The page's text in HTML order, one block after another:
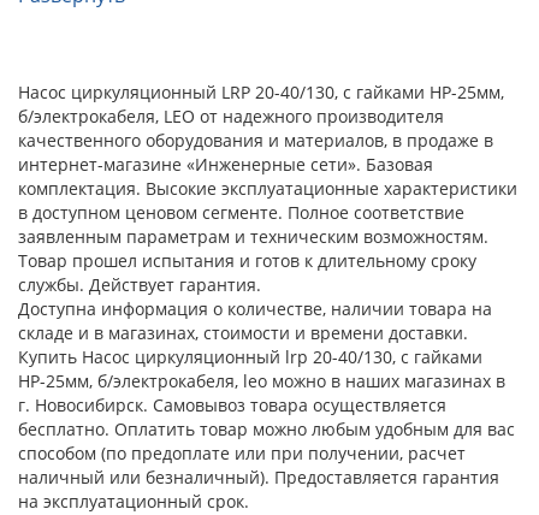
Насос циркуляционный LRP 20-40/130, с гайками НР-25мм,
б/электрокабеля, LEO от надежного производителя
качественного оборудования и материалов, в продаже в
интернет-магазине «Инженерные сети». Базовая
комплектация. Высокие эксплуатационные характеристики
в доступном ценовом сегменте. Полное соответствие
заявленным параметрам и техническим возможностям.
Товар прошел испытания и готов к длительному сроку
службы. Действует гарантия.
Доступна информация о количестве, наличии товара на
складе и в магазинах, стоимости и времени доставки.
Купить Насос циркуляционный lrp 20-40/130, с гайками
НР-25мм, б/электрокабеля, leo можно в наших магазинах в
г. Новосибирск. Самовывоз товара осуществляется
бесплатно. Оплатить товар можно любым удобным для вас
способом (по предоплате или при получении, расчет
наличный или безналичный). Предоставляется гарантия
на эксплуатационный срок.